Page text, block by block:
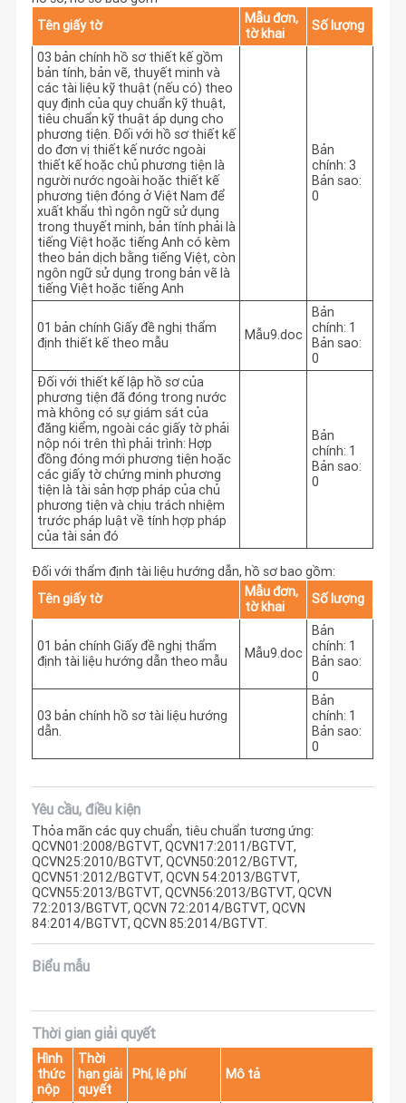
Tên giấy tờ
Mẫu đơn,
tờ khai
Số lượng
03 bản chính hồ sơ thiết kế gồm
bản tính, bản vẽ, thuyết minh và
các tài liệu kỹ thuật (nếu có) theo
quy định của quy chuẩn kỹ thuật,
tiêu chuẩn kỹ thuật áp dụng cho
phương tiện. Đối với hồ sơ thiết kế
do đơn vị thiết kế nước ngoài
thiết kế hoặc chủ phương tiện là
người nước ngoài hoặc thiết kế
phương tiện đóng ở Việt Nam để
xuất khẩu thì ngôn ngữ sử dụng
trong thuyết minh, bản tính phải là
tiếng Việt hoặc tiếng Anh có kèm
theo bản dịch bằng tiếng Việt, còn
ngôn ngữ sử dụng trong bản vẽ là
tiếng Việt hoặc tiếng Anh
Bản
chính: 3
Bản sao:
0
01 bản chính Giấy đề nghị thẩm
định thiết kế theo mẫu
Mẫu9.doc
Bản
chính: 1
Bản sao:
0
Đối với thiết kế lập hồ sơ của
phương tiện đã đóng trong nước
mà không có sự giám sát của
đăng kiểm, ngoài các giấy tờ phải
nộp nói trên thì phải trình: Hợp
đồng đóng mới phương tiện hoặc
các giấy tờ chứng minh phương
tiện là tài sản hợp pháp của chủ
phương tiện và chịu trách nhiệm
trước pháp luật về tính hợp pháp
của tài sản đó
Bản
chính: 1
Bản sao:
0
Đối với thẩm định tài liệu hướng dẫn, hồ sơ bao gồm:
Tên giấy tờ
Mẫu đơn,
tờ khai
Số lượng
01 bản chính Giấy đề nghị thẩm
định tài liệu hướng dẫn theo mẫu
Mẫu9.doc
Bản
chính: 1
Bản sao:
0
03 bản chính hồ sơ tài liệu hướng
dẫn.
Bản
chính: 1
Bản sao:
0
Yêu cầu, điều kiện
Thỏa mãn các quy chuẩn, tiêu chuẩn tương ứng:
QCVN01:2008/BGTVT, QCVN17:2011/BGTVT,
QCVN25:2010/BGTVT, QCVN50:2012/BGTVT,
QCVN51:2012/BGTVT, QCVN 54:2013/BGTVT,
QCVN55:2013/BGTVT, QCVN56:2013/BGTVT, QCVN
72:2013/BGTVT, QCVN 72:2014/BGTVT, QCVN
84:2014/BGTVT, QCVN 85:2014/BGTVT.
Biểu mẫu
Thời gian giải quyết
Hình
thức
nộp
Thời
hạn giải
quyết
Phí, lệ phí Mô tả